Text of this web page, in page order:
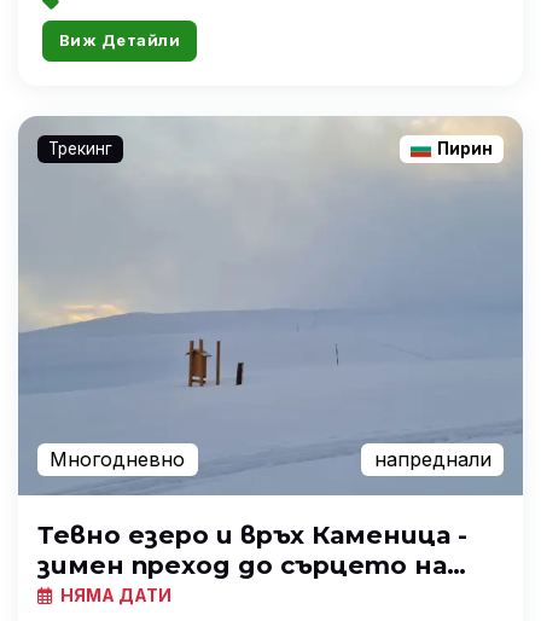
Виж Детайли
Трекинг Пирин
Многодневно напреднали
Тевно езеро и връх Каменица -
зимен преход до сърцето на
Пирин
НЯМА ДАТИ